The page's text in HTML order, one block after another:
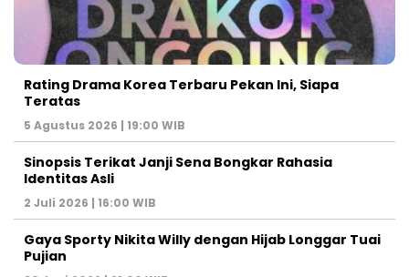
Rating Drama Korea Terbaru Pekan Ini, Siapa
Teratas
5 Agustus 2026 | 19:00 WIB
Sinopsis Terikat Janji Sena Bongkar Rahasia
Identitas Asli
2 Juli 2026 | 16:00 WIB
Gaya Sporty Nikita Willy dengan Hijab Longgar Tuai
Pujian